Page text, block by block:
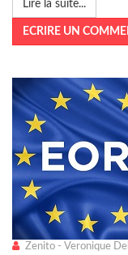
Lire la suite...
ECRIRE UN
Zenito - Veronique